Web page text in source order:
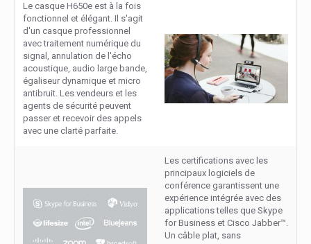
Le casque H650e est à la fois
fonctionnel et élégant. Il s'agit
d'un casque professionnel
avec traitement numérique du
signal, annulation de l'écho
acoustique, audio large bande,
égaliseur dynamique et micro
antibruit. Les vendeurs et les
agents de sécurité peuvent
passer et recevoir des appels
avec une clarté parfaite.
Les certifications avec les
principaux logiciels de
conférence garantissent une
expérience intégrée avec des
applications telles que Skype
for Business et Cisco Jabber™.
Un câble plat, sans